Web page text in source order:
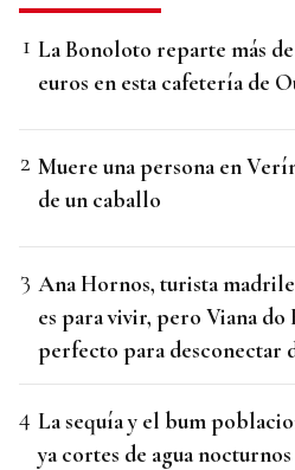
La Bonoloto reparte más de
euros en esta cafetería de
Muere una persona en
de un caballo
Ana Hornos, turista
es para vivir, pero Viana do
perfecto para desconectar
La sequía y el bum
ya cortes de agua